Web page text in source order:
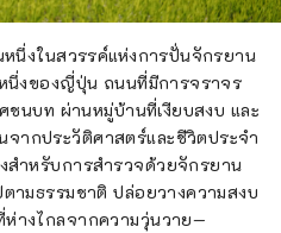
นึ่งในสวรรค์แห่งการปั่นจักรยาน
นึ่งของญี่ปุ่น ถนนที่มีการจราจร
ชนบท ผ่านหมู่บ้านที่เงียบสงบ และ
ากประวัติศาสตร์และชีวิตประจำ
สำหรับการสำรวจด้วยจักรยาน
ามธรรมชาติ ปล่อยวางความสงบ
างไกลจากความวุ่นวาย—